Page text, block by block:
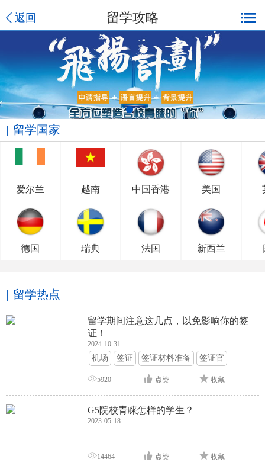
返回 留学攻略
留学国家
爱尔兰 越南 中国香港 美国
德国 瑞典 法国 新西兰
留学热点
留学期间注意这几点，以免影响你的签
证！
2024-10-31
机场 签证 签证材料准备 签证官
签证面试 签证申请攻略
5920 点赞 收藏
G5院校青睐怎样的学生？
2023-05-18
14464 点赞 收藏